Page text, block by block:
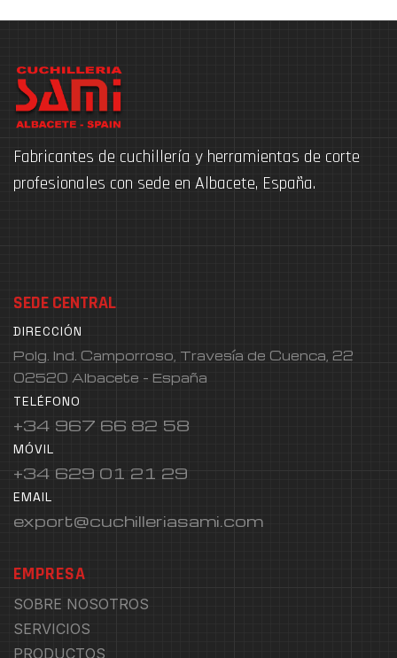
Fabricantes de cuchillería y herramientas de corte
profesionales con sede en Albacete, España.
EMPRESA
SOBRE NOSOTROS
SERVICIOS
PRODUCTOS
SEDE CENTRAL
DIRECCIÓN
Polg. Ind. Camporroso, Travesía de Cuenca, 22
02520 Albacete - España
TELÉFONO
+34 967 66 82 58
MÓVIL
+34 629 01 21 29
EMAIL
export@cuchilleriasami.com